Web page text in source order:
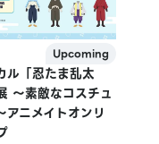
ル「忍たま乱太
～素敵なコスチュ
アニメイトオンリ